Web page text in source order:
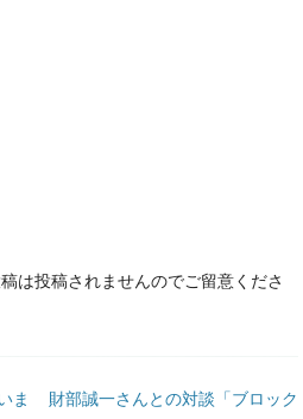
は投稿されませんのでご留意くださ
ま
財部誠一さんとの対談「ブロック